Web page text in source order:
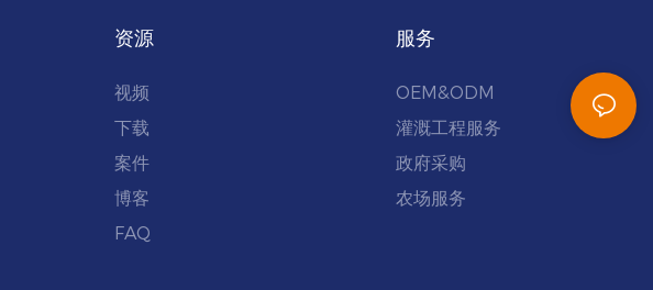
资源
视频
下载
案件
博客
FAQ
服务
OEM&ODM
灌溉工程服务
政府采购
农场服务